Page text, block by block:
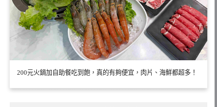
200元火鍋加自助餐吃到飽，真的有夠便宜，肉片、海鮮都超多！